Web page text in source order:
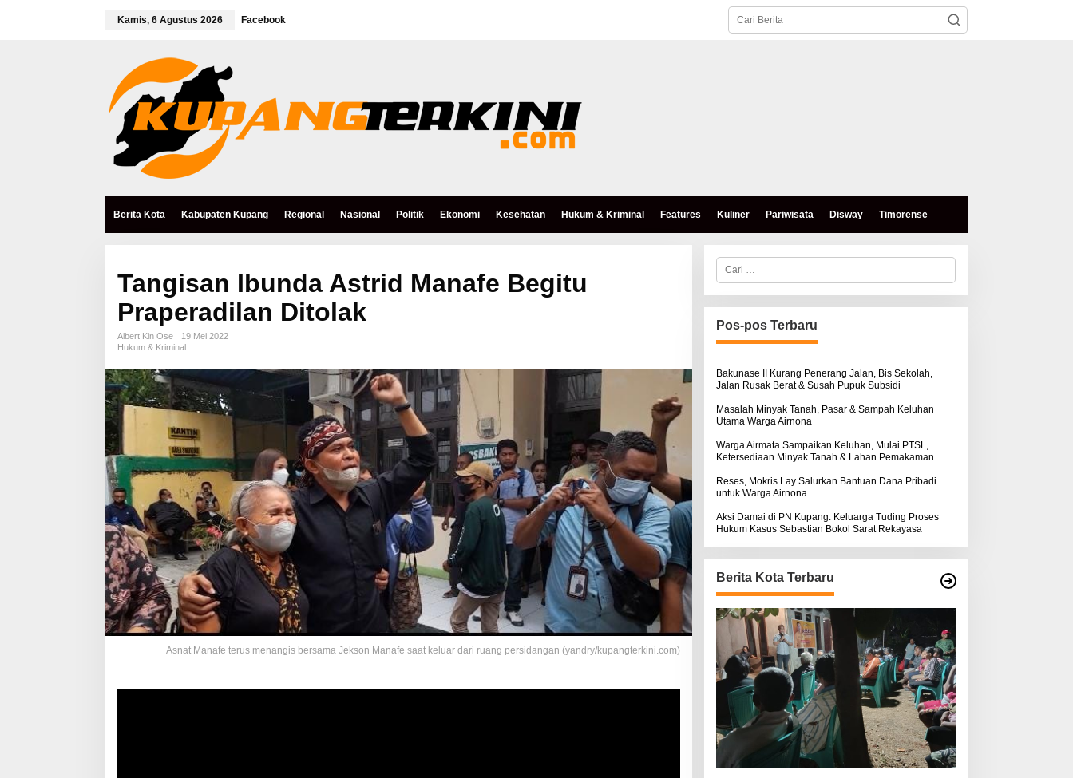
Kamis, 6 Agustus 2026 Facebook
Berita Kota Kabupaten Kupang Regional Nasional Politik Ekonomi Kesehatan Hukum & Kriminal Features Kuliner Pariwisata Disway Timorense
Tangisan Ibunda Astrid Manafe Begitu
Praperadilan Ditolak
Albert Kin Ose
19 Mei 2022
Hukum & Kriminal
Asnat Manafe terus menangis bersama Jekson Manafe saat keluar dari ruang persidangan (yandry/kupangterkini.com)
C
r
i
u
n
u
:
Pos-pos Terbaru
Bakunase II Kurang Penerang Jalan, Bis Sekolah,
Jalan Rusak Berat & Susah Pupuk Subsidi
Masalah Minyak Tanah, Pasar & Sampah Keluhan
Utama Warga Airnona
Warga Airmata Sampaikan Keluhan, Mulai PTSL,
Ketersediaan Minyak Tanah & Lahan Pemakaman
Reses, Mokris Lay Salurkan Bantuan Dana Pribadi
untuk Warga Airnona
Aksi Damai di PN Kupang: Keluarga Tuding Proses
Hukum Kasus Sebastian Bokol Sarat Rekayasa
Berita Kota Terbaru